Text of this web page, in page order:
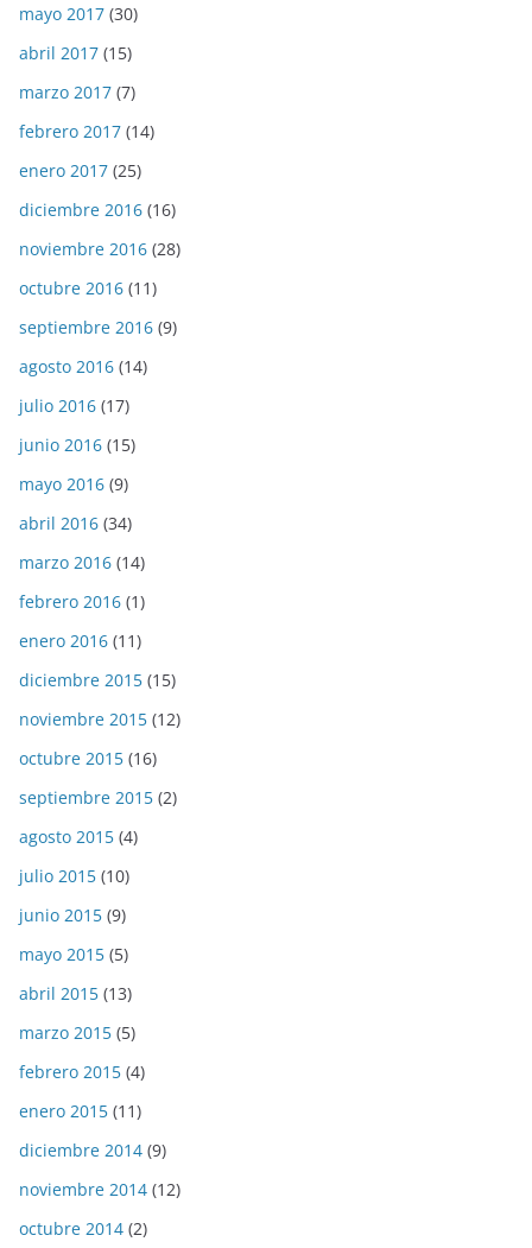
mayo 2017 (30)
abril 2017 (15)
marzo 2017 (7)
febrero 2017 (14)
enero 2017 (25)
diciembre 2016 (16)
noviembre 2016 (28)
octubre 2016 (11)
septiembre 2016 (9)
agosto 2016 (14)
julio 2016 (17)
junio 2016 (15)
mayo 2016 (9)
abril 2016 (34)
marzo 2016 (14)
febrero 2016 (1)
enero 2016 (11)
diciembre 2015 (15)
noviembre 2015 (12)
octubre 2015 (16)
septiembre 2015 (2)
agosto 2015 (4)
julio 2015 (10)
junio 2015 (9)
mayo 2015 (5)
abril 2015 (13)
marzo 2015 (5)
febrero 2015 (4)
enero 2015 (11)
diciembre 2014 (9)
noviembre 2014 (12)
octubre 2014 (2)